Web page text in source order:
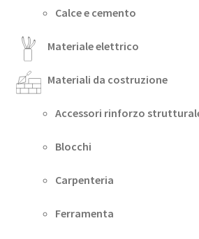
Calce e cemento
Materiale elettrico
Materiali da costruzione
Accessori rinforzo
Blocchi
Carpenteria
Ferramenta